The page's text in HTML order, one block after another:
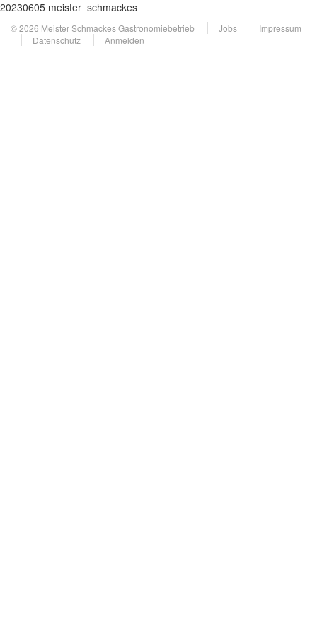
20230605 meister_schmackes
© 2026 Meister Schmackes Gastronomiebetrieb Jobs
Impressum
Datenschutz
Anmelden